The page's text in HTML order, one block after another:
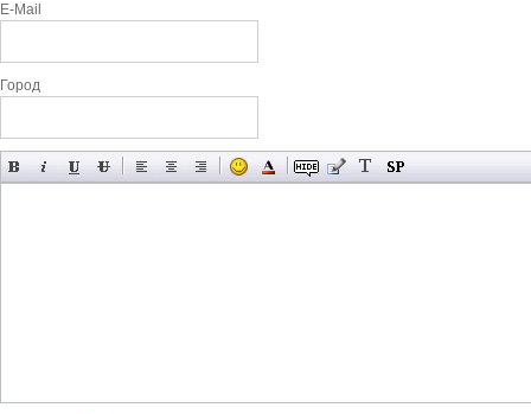
E-Mail
Город